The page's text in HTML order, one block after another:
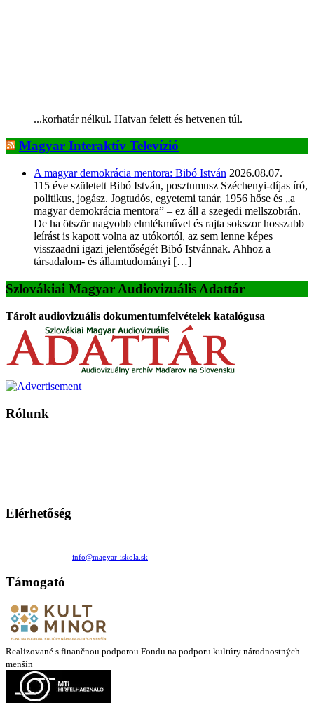
...korhatár nélkül. Hatvan felett és hetvenen túl.
Magyar Interaktív Televízió
A magyar demokrácia mentora: Bibó István 2026.08.07.
115 éve született Bibó István, posztumusz Széchenyi-díjas író,
politikus, jogász. Jogtudós, egyetemi tanár, 1956 hőse és „a
magyar demokrácia mentora” – ez áll a szegedi mellszobrán.
De ha ötször nagyobb elmlékművet és rajta sokszor hosszabb
leírást is kapott volna az utókortól, az sem lenne képes
visszaadni igazi jelentőségét Bibó Istvánnak. Ahhoz a
társadalom- és államtudományi […]
Szlovákiai Magyar Audiovizuális Adattár
Tárolt audiovizuális dokumentumfelvételek katalógusa
Rólunk
Elérhetőség
info@magyar-iskola.sk
Támogató
Realizované s finančnou podporou Fondu na podporu kultúry národnostných
menšín